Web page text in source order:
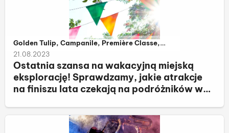
Należy do kategorii:
Golden Tulip, Campanile, Première Classe,
The Complex, Louvre Hotels Group
21.08.2023
Ostatnia szansa na wakacyjną miejską
eksplorację! Sprawdzamy, jakie atrakcje
na finiszu lata czekają na podróżników w